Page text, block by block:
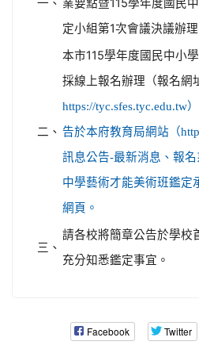
一、 業要點暨115學年度國民
定小組第1次會議決議辦理
二、
本市115學年度國民中小
採線上報名辦理（報名網
https://tyc.sfes.tyc.edu.tw
告於本府教育局網站（
訊息公告-最新消息、報
中學藝術才能美術班鑑定
網頁。
三、
請各校將簡章公告於學校
充分知悉鑑定事宜。
Facebook Twitter